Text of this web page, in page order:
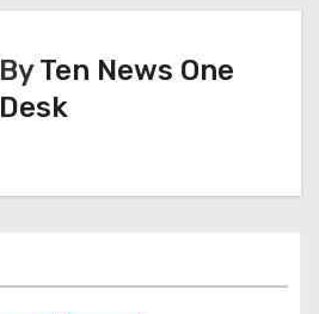
ByTen News One
Desk